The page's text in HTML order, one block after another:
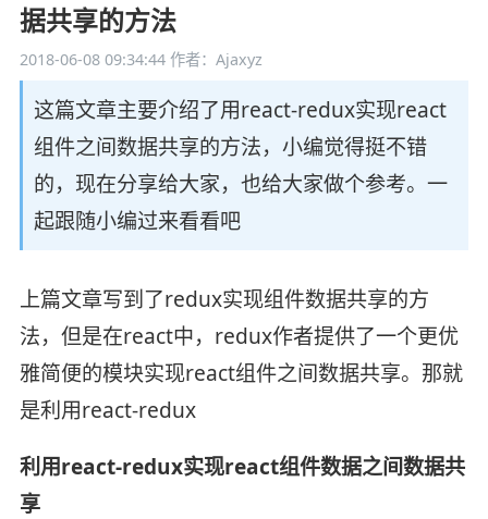
据共享的方法
2018-06-08 09:34:44作者：Ajaxyz
这篇文章主要介绍了用react-redux实现react
组件之间数据共享的方法，小编觉得挺不错
的，现在分享给大家，也给大家做个参考。一
起跟随小编过来看看吧
上篇文章写到了redux实现组件数据共享的方
法，但是在react中，redux作者提供了一个更优
雅简便的模块实现react组件之间数据共享。那就
是利用react-redux
利用react-redux实现react组件数据之间数据共
享